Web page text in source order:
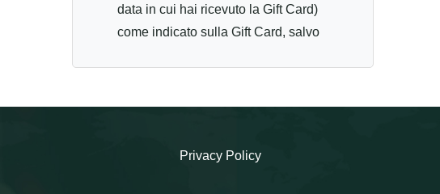
data in cui hai ricevuto la Gift Card)
come indicato sulla Gift Card, salvo
Privacy Policy